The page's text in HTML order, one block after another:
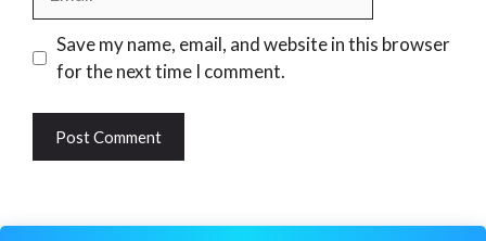
Website
Save my name, email, and website in this browser
for the next time I comment.